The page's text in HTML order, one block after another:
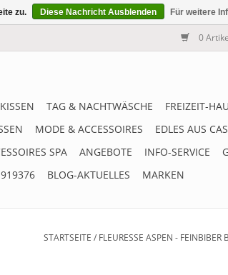
0
TAG & NACHTWÄSCHE FREIZEIT-
MODE & ACCESSOIRES EDLES AUS
SPA ANGEBOTE INFO-SERVICE
BLOG-AKTUELLES MARKEN
STARTSEITE / FLEURESSE ASPEN -
zu. Diese Nachricht Ausblenden Für weitere